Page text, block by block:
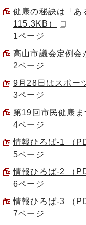
健康の秘訣は「あ
115.3KB）
1ページ
高山市議会定例会
2ページ
9月28日はスポー
3ページ
第19回市民健康
4ページ
情報ひろば-1 （
5ページ
情報ひろば-2 （
6ページ
情報ひろば-3 （
7ページ